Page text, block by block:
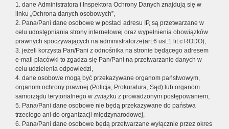
1. dane Administratora i Inspektora Ochrony Danych znajdują się w
linku „Ochrona danych osobowych”,
2. Pana/Pani dane osobowe w postaci adresu IP, są przetwarzane w
celu udostępniania strony internetowej oraz wypełnienia obowiązków
prawnych spoczywających na administratorze(art.6 ust.1 lit.c RODO),
3. jeżeli korzysta Pan/Pani z odnośnika na stronie będącego adresem
e-mail placówki to zgadza się Pan/Pani na przetwarzanie danych w
celu udzielenia odpowiedzi,
4. dane osobowe mogą być przekazywane organom państwowym,
organom ochrony prawnej (Policja, Prokuratura, Sąd) lub organom
samorządu terytorialnego w związku z prowadzonym postępowaniem,
5. Pana/Pani dane osobowe nie będą przekazywane do państwa
trzeciego ani do organizacji międzynarodowej,
6. Pana/Pani dane osobowe będą przetwarzane wyłącznie przez okres